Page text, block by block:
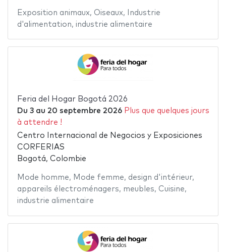
Exposition animaux, Oiseaux,
Industrie
d'alimentation, industrie alimentaire
Feria del Hogar Bogotá 2026
Du 3au 20 septembre 2026 Plus que quelques jours
à attendre !
Centro Internacional de Negocios y Exposiciones
CORFERIAS
Bogotá, Colombie
Mode homme, Mode femme, design d'intérieur,
appareils électroménagers, meubles, Cuisine,
industrie alimentaire